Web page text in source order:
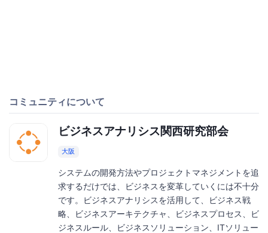
コミュニティについて
ビジネスアナリシス関西研究部会
大阪
システムの開発方法やプロジェクトマネジメントを追
求するだけでは、ビジネスを変革していくには不十分
です。ビジネスアナリシスを活用して、ビジネス戦
略、ビジネスアーキテクチャ、ビジネスプロセス、ビ
ジネスルール、ビジネスソリューション、ITソリュー